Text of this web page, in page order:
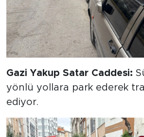
Gazi Yakup Satar Caddesi:
yönlü yollara park ederek
ediyor.